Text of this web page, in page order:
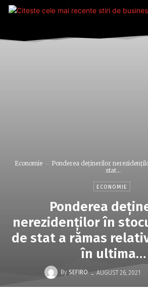
Economie
Ponderea deţinerilor
stat...
ECONOMIE
Ponderea
nerezidenţilor în
de stat a rămas
în ultima…
By SEFIRO - AUGUST 26, 2021